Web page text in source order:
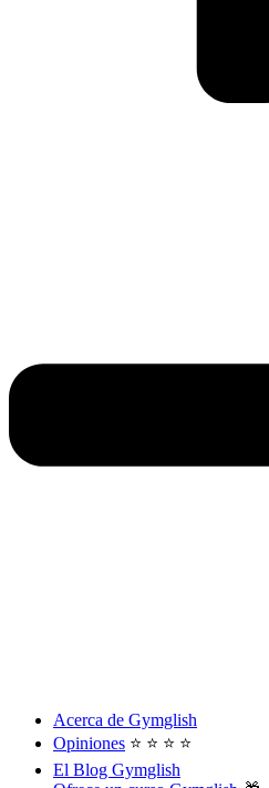
Acerca de Gymglish
Opiniones ⭐️ ⭐️ ⭐️ ⭐️
El Blog Gymglish